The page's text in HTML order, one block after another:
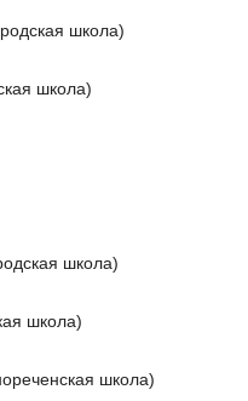
школа)
школа)
школа)
школа)
школа)